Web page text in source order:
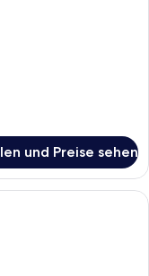
und Preise sehen
mit zwei Betten,